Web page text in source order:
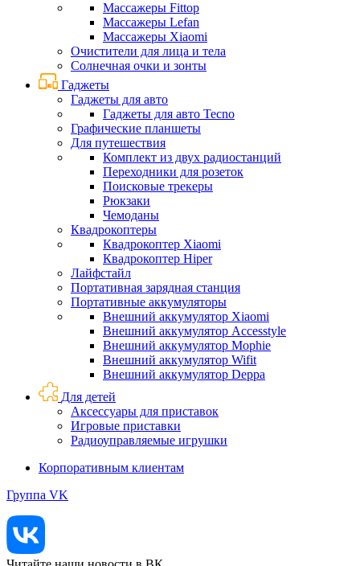
Массажеры Fittop
Массажеры Lefan
Массажеры Xiaomi
Очистители для лица и тела
Солнечная очки и зонты
Гаджеты
Гаджеты для авто
Гаджеты для авто Tecno
Графические планшеты
Для путешествия
Комплект из двух радиостанций
Переходники для розеток
Поисковые трекеры
Рюкзаки
Чемоданы
Квадрокоптеры
Квадрокоптер Xiaomi
Квадрокоптер Hiper
Лайфстайл
Портативная зарядная станция
Портативные аккумуляторы
Внешний аккумулятор Xiaomi
Внешний аккумулятор Accesstyle
Внешний аккумулятор Mophie
Внешний аккумулятор Wifit
Внешний аккумулятор Deppa
Для детей
Аксессуары для приставок
Игровые приставки
Радиоуправляемые игрушки
Корпоративным клиентам
Группа VK